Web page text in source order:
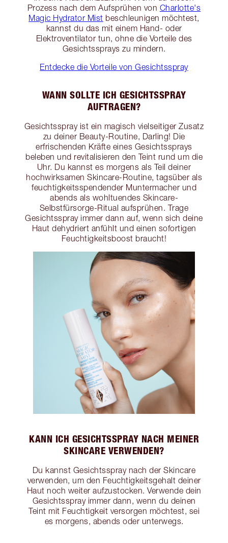
Prozess nach dem Aufsprühen von Charlotte's
Magic Hydrator Mist beschleunigen möchtest,
kannst du das mit einem Hand- oder
Elektroventilator tun, ohne die Vorteile des
Gesichtssprays zu mindern.
Entdecke die Vorteile von Gesichtsspray
WANN SOLLTE ICH GESICHTSSPRAY
AUFTRAGEN?
Gesichtsspray ist ein magisch vielseitiger Zusatz
zu deiner Beauty-Routine, Darling! Die
erfrischenden Kräfte eines Gesichtssprays
beleben und revitalisieren den Teint rund um die
Uhr. Du kannst es morgens als Teil deiner
hochwirksamen Skincare-Routine, tagsüber als
feuchtigkeitsspendender Muntermacher und
abends als wohltuendes Skincare-
Selbstfürsorge-Ritual aufsprühen. Trage
Gesichtsspray immer dann auf, wenn sich deine
Haut dehydriert anfühlt und einen sofortigen
Feuchtigkeitsboost braucht!
KANN ICH GESICHTSSPRAY NACH MEINER
SKINCARE VERWENDEN?
Du kannst Gesichtsspray nach der Skincare
verwenden, um den Feuchtigkeitsgehalt deiner
Haut noch weiter aufzustocken. Verwende dein
Gesichtsspray immer dann, wenn du deinen
Teint mit Feuchtigkeit versorgen möchtest, sei
es morgens, abends oder unterwegs.